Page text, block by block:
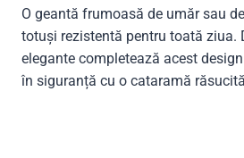
O geantă frumoasă de umăr sau
totuși rezistentă pentru toată ziua.
elegante completează acest
în siguranță cu o cataramă